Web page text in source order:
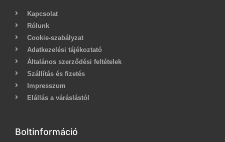
Kapcsolat
Rólunk
Cookie-szabályzat
Adatkezelési tájékoztató
Általános szerződési feltételek
Szállítás és fizetés
Impresszum
Elállás a váráslástól
Boltinformáció